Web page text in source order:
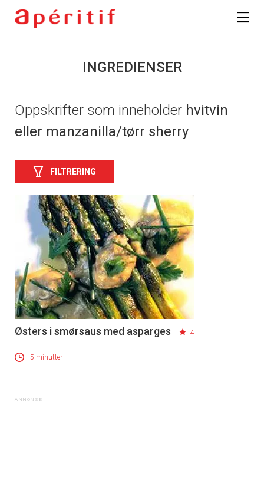
INGREDIENSER
Oppskrifter som inneholder hvitvin
eller manzanilla/tørr sherry
FILTRERING
Østers i smørsaus med asparges 4
5 minutter